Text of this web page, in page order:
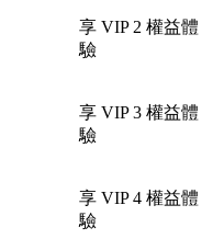
享 VIP 2 權益體
驗
享 VIP 3 權益體
驗
享 VIP 4 權益體
驗